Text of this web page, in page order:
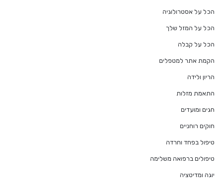
הכל על אסטרולוגיה
הכל על המזל שלך
הכל על קבלה
הקמת אתר למטפלים
הריון ולידה
התאמת מזלות
חגים ומועדים
חוקים רוחניים
טיפול בפחד וחרדה
טיפולים ברפואה משלימה
יוגה ומדיטציה